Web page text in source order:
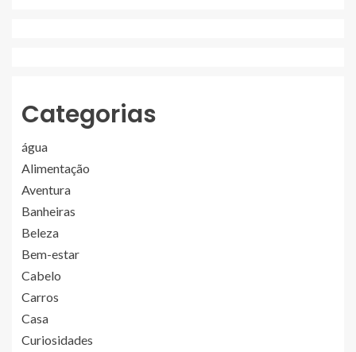
Categorias
água
Alimentação
Aventura
Banheiras
Beleza
Bem-estar
Cabelo
Carros
Casa
Curiosidades